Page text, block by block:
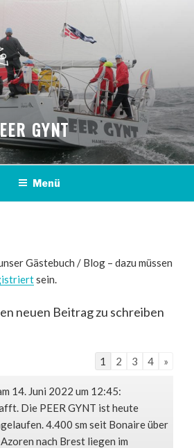
GYNT
Menü
Gästebuch / Blog – dazu müssen
sein.
neuen Beitrag zu schreiben
1
2 3 4 »
14. Juni 2022 um 12:45:
Die PEER GYNT ist heute
4.400 sm seit Bonaire über
nach Brest liegen im